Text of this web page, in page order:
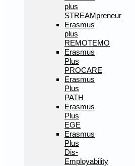
plus
STREAMpreneur
Erasmus
plus
REMOTEMO
Erasmus
Plus
PROCARE
Erasmus
Plus
PATH
Erasmus
Plus
EGE
Erasmus
Plus
Dis-
Employability